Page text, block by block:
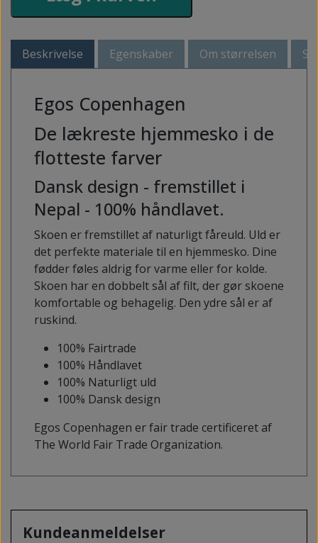
Beskrivelse Egenskaber Om størrelsen
Egos Copenhagen
De lækreste hjemmesko i de
flotteste farver
Dansk design - fremstillet i
Nepal - 100% håndlavet.
Skoen er fremstillet af naturligt fåreuld. Uld er
det perfekte materiale til en hjemmesko. Dine
fødder føles aldrig for varme eller for kolde.
Skoen har en dobbelt sål af filt, der gør skoene
komfortable og behagelig. Den ydre sål er af
ruskind.
100% Fairtrade
100% Håndlavet
100% Naturligt uld
100% Dansk design
Egos Copenhagen er fair trade certificeret af
The World Fair Trade Organization.
Kundeanmeldelser